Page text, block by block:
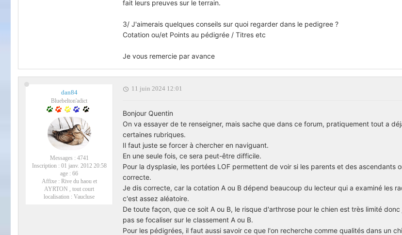
fait leurs preuves sur le terrain.
3/ J'aimerais quelques conseils sur quoi regarder dans le pedigree ?
Cotation ou/et Points au pédigrée / Titres etc
Je vous remercie par avance
dan84
Bluebelton'adict
Messages : 4741
Inscription : 01 janv. 2012 20:58
age : 66
Affixe : Rive du haou et
AYRTON , tout court
localisation : Vaucluse
11 juin 2024 12:01
Bonjour Quentin
On va essayer de te renseigner, mais sache que dans ce forum, pratiquement tout a
certaines rubriques.
Il faut juste se forcer à chercher en naviguant.
En une seule fois, ce sera peut-être difficile.
Pour la dysplasie, les portées LOF permettent de voir si les parents et des ascendants
correcte.
Je dis correcte, car la cotation A ou B dépend beaucoup du lecteur qui a examiné les
c'est assez aléatoire.
De toute façon, que ce soit A ou B, le risque d'arthrose pour le chien est très limité
pas se focaliser sur le classement A ou B.
Pour les pédigrées, il faut aussi savoir ce que l'on recherche comme qualités dans un